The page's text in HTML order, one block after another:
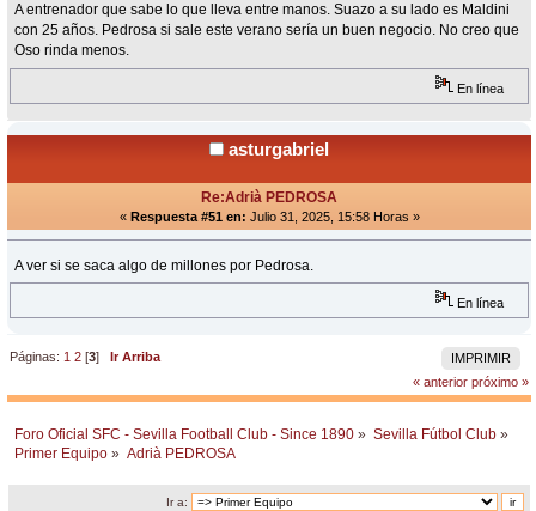
A entrenador que sabe lo que lleva entre manos. Suazo a su lado es Maldini
con 25 años. Pedrosa si sale este verano sería un buen negocio. No creo que
Oso rinda menos.
En línea
asturgabriel
Re:Adrià PEDROSA
« Respuesta #51 en: Julio 31, 2025, 15:58 Horas »
A ver si se saca algo de millones por Pedrosa.
En línea
IMPRIMIR
Páginas: 1 2 [3]Ir Arriba
« anterior próximo »
Foro Oficial SFC - Sevilla Football Club - Since 1890 » Sevilla Fútbol Club »
Primer Equipo » Adrià PEDROSA
Ir a: